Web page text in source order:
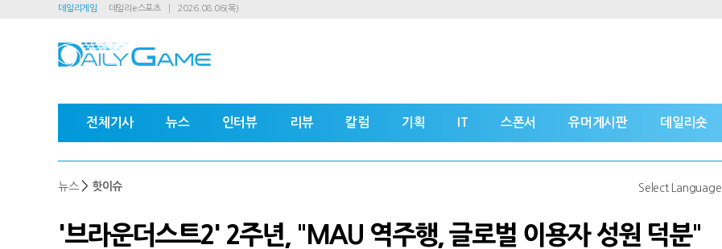
데일리게임 데일리e스포츠 2026.08.06(목)
전체기사 뉴스 인터뷰 리뷰 칼럼 기획 IT 스폰서 유머게시판 데일리숏
뉴스 > 핫이슈 Select Language
'브라운더스트2' 2주년, "MAU 역주행, 글로벌 이용자 성원 덕분"